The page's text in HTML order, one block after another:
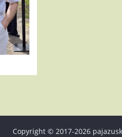
Copyright © 2017-2026